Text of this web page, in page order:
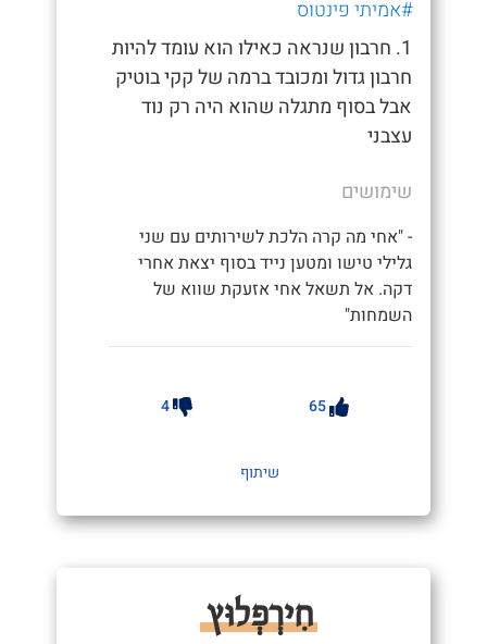
#אמיתי פינטוס
1. חרבון שנראה כאילו הוא עומד להיות
חרבון גדול ומכובד ברמה של קקי בוטיק
אבל בסוף מתגלה שהוא היה רק נוד
עצבני
שימושים
- "אחי מה קרה הלכת לשירותים עם שני
גלילי טישו ומטען נייד בסוף יצאת אחרי
דקה. אל תשאל אחי אזעקת שווא של
השמחות"
65
4
שיתוף
חִירְפְלוּץ